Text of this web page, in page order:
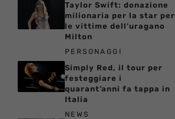
Taylor Swift: donazione
milionaria per la star per
le vittime dell’uragano
Milton
PERSONAGGI
Simply Red, il tour per
festeggiare i
quarant’anni fa tappa in
Italia
NEWS